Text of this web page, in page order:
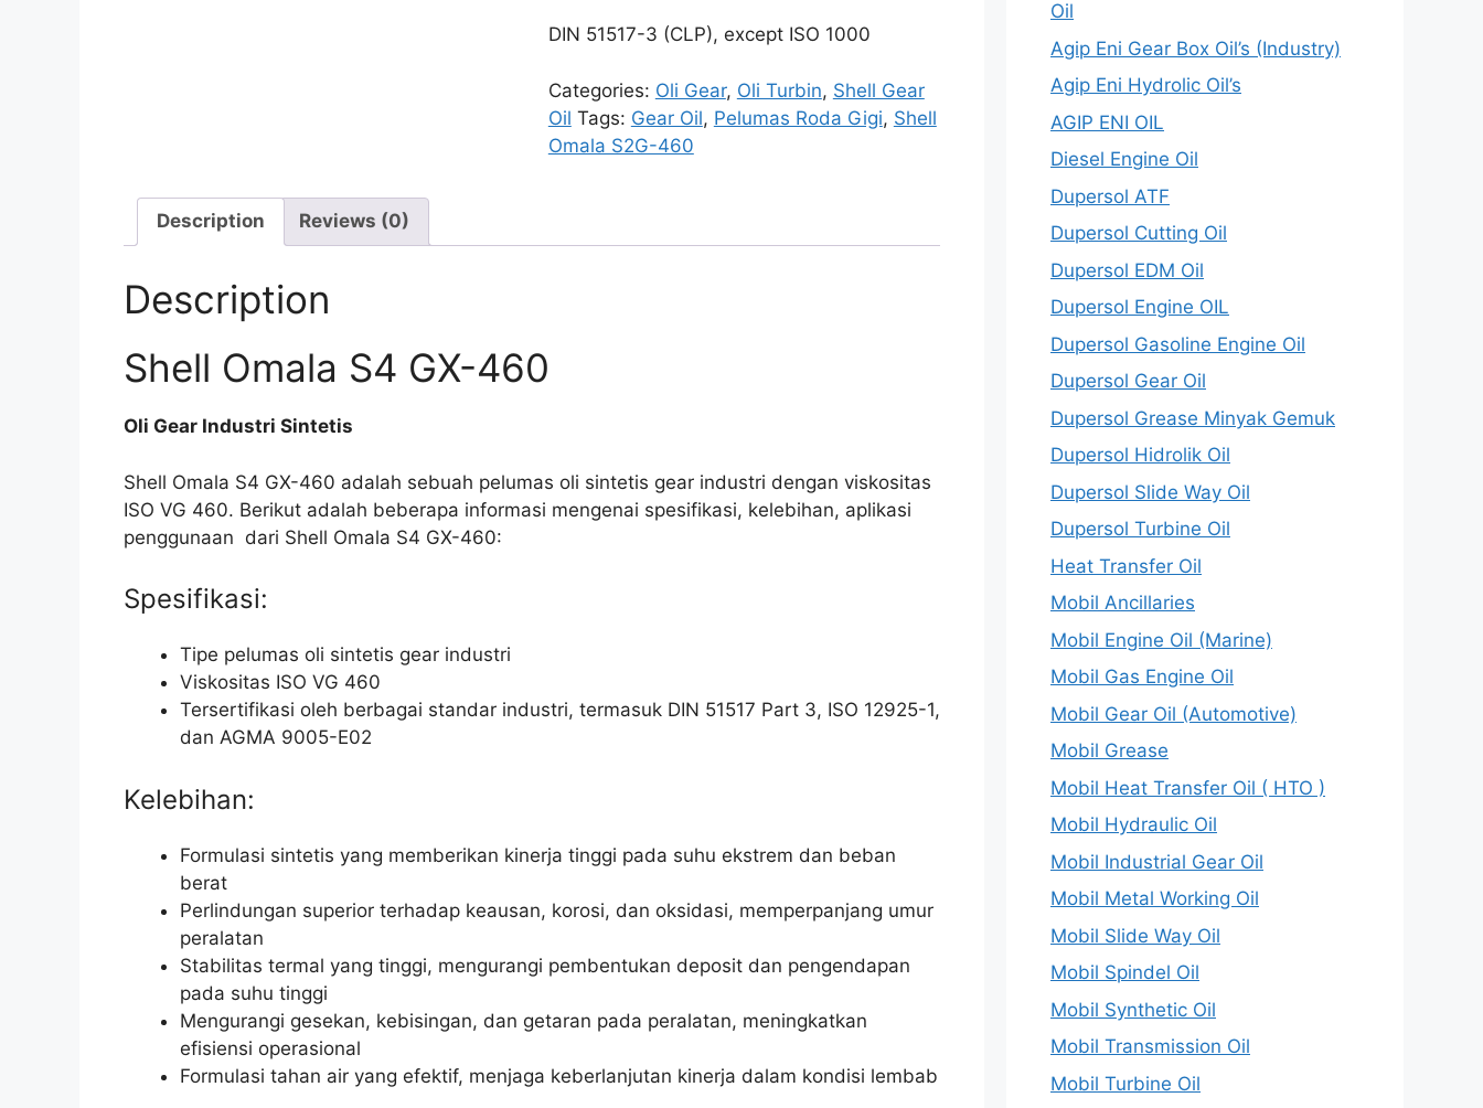
DIN 51517-3 (CLP), except ISO 1000
Categories: Oli Gear, Oli Turbin, Shell Gear
Oil Tags: Gear Oil, Pelumas Roda Gigi, Shell
Omala S2G-460
Description Reviews (0)
Description
Shell Omala S4 GX-460
Oli Gear Industri Sintetis
Shell Omala S4 GX-460 adalah sebuah pelumas oli sintetis gear industri dengan viskositas
ISO VG 460. Berikut adalah beberapa informasi mengenai spesifikasi, kelebihan, aplikasi
penggunaan dari Shell Omala S4 GX-460:
Spesifikasi:
Tipe pelumas oli sintetis gear industri
Viskositas ISO VG 460
Tersertifikasi oleh berbagai standar industri, termasuk DIN 51517 Part 3, ISO 12925-1,
dan AGMA 9005-E02
Kelebihan:
Formulasi sintetis yang memberikan kinerja tinggi pada suhu ekstrem dan beban
berat
Perlindungan superior terhadap keausan, korosi, dan oksidasi, memperpanjang umur
peralatan
Stabilitas termal yang tinggi, mengurangi pembentukan deposit dan pengendapan
pada suhu tinggi
Mengurangi gesekan, kebisingan, dan getaran pada peralatan, meningkatkan
efisiensi operasional
Formulasi tahan air yang efektif, menjaga keberlanjutan kinerja dalam kondisi lembab
Oil
Agip Eni Gear Box Oil’s (Industry)
Agip Eni Hydrolic Oil’s
AGIP ENI OIL
Diesel Engine Oil
Dupersol ATF
Dupersol Cutting Oil
Dupersol EDM Oil
Dupersol Engine OIL
Dupersol Gasoline Engine Oil
Dupersol Gear Oil
Dupersol Grease Minyak Gemuk
Dupersol Hidrolik Oil
Dupersol Slide Way Oil
Dupersol Turbine Oil
Heat Transfer Oil
Mobil Ancillaries
Mobil Engine Oil (Marine)
Mobil Gas Engine Oil
Mobil Gear Oil (Automotive)
Mobil Grease
Mobil Heat Transfer Oil ( HTO )
Mobil Hydraulic Oil
Mobil Industrial Gear Oil
Mobil Metal Working Oil
Mobil Slide Way Oil
Mobil Spindel Oil
Mobil Synthetic Oil
Mobil Transmission Oil
Mobil Turbine Oil